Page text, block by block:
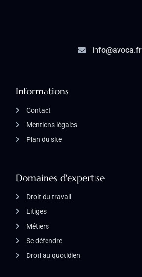
Domaines d'expertise
Droit du travail
Litiges
Métiers
Se défendre
Droti au quotidien
Informations
Contact
Mentions légales
Plan du site
info@avoca.fr